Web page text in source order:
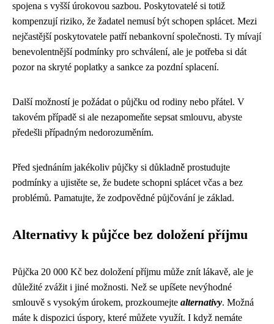
spojena s vyšší úrokovou sazbou. Poskytovatelé si totiž
kompenzují riziko, že žadatel nemusí být schopen splácet. Mezi
nejčastější poskytovatele patří nebankovní společnosti. Ty mívají
benevolentnější podmínky pro schválení, ale je potřeba si dát
pozor na skryté poplatky a sankce za pozdní splacení.
Další možností je požádat o půjčku od rodiny nebo přátel. V
takovém případě si ale nezapomeňte sepsat smlouvu, abyste
předešli případným nedorozuměním.
Před sjednáním jakékoliv půjčky si důkladně prostudujte
podmínky a ujistěte se, že budete schopni splácet včas a bez
problémů. Pamatujte, že zodpovědné půjčování je základ.
Alternativy k půjčce bez doložení příjmu
Půjčka 20 000 Kč bez doložení příjmu může znít lákavě, ale je
důležité zvážit i jiné možnosti. Než se upíšete nevýhodné
smlouvě s vysokým úrokem, prozkoumejte alternativy. Možná
máte k dispozici úspory, které můžete využít. I když nemáte